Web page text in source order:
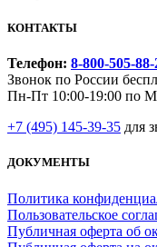
КОНТАКТЫ
Телефон: 8-800-505-88-
Звонок по России
Пн-Пт 10:00-19:00 по
+7 (495) 145-39-35 для
ДОКУМЕНТЫ
Политика
Пользовательское
Публичная оферта об